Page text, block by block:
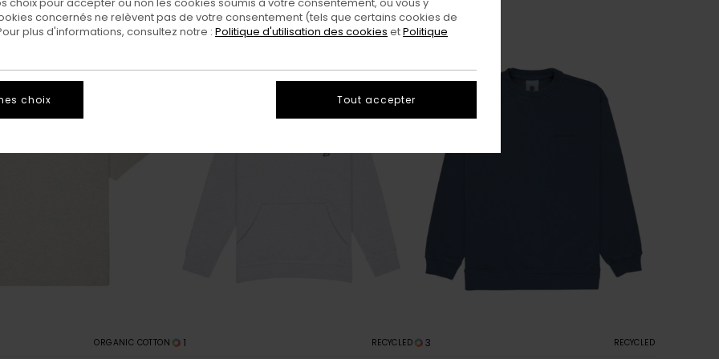
ORGANIC COTTON 1 RECYCLED 3 RECYCLED
concernés ne relèvent pas de votre consentement (tels que certains cookies de
plus d'informations, consultez notre : Politique d'utilisation des cookies etPolitique
choix Tout accepter